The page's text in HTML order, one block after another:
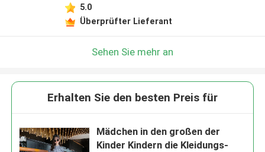
5.0
Überprüfter Lieferant
Sehen Sie mehr an
Erhalten Sie den besten Preis für
Mädchen in den großen der
Kinder Kindern die Kleidungs-